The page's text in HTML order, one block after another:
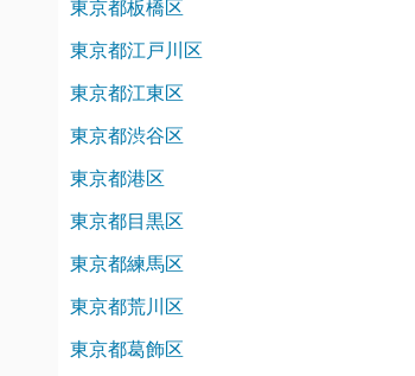
東京都板橋区
東京都江戸川区
東京都江東区
東京都渋谷区
東京都港区
東京都目黒区
東京都練馬区
東京都荒川区
東京都葛飾区